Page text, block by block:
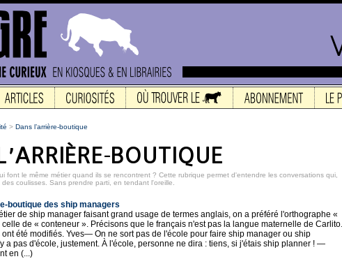
> Dans l’arrière-boutique
font le même métier quand ils se rencontrent ? Cette rubrique permet d'entendre les conversations qui,
coulisses. Sans prendre parti, en tendant l'oreille.
boutique des ship managers
de ship manager faisant grand usage de termes anglais, on a préféré l'orthographe «
de « conteneur ». Précisons que le français n'est pas la langue maternelle de Carlito.
ont été modifiés. Yves― On ne sort pas de l'école pour faire ship manager ou ship
a pas d'école, justement. À l'école, personne ne dira : tiens, si j'étais ship planner ! ―
en (...)